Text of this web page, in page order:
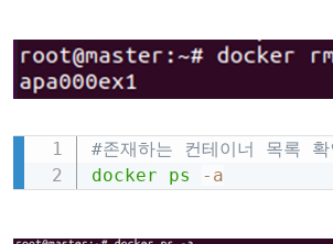
#존재하는 컨테이너 목록 확
docker
ps -a